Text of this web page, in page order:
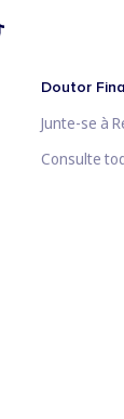
Doutor
Junte-se à
Consulte